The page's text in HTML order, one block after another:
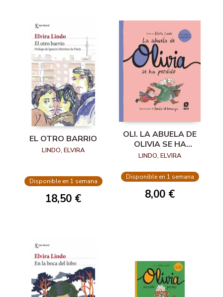
EL OTRO BARRIO
LINDO, ELVIRA
Disponible en 1 semana
18,50 €
OLI. LA ABUELA DE
OLIVIA SE HA
PERDIDO
LINDO, ELVIRA
Disponible en 1 semana
8,00 €